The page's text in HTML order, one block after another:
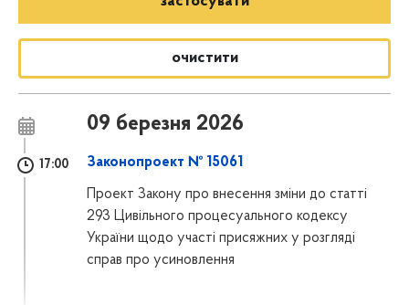
oчистити
09 березня 2026
17:00 Законопроект № 15061
Проект Закону про внесення зміни до статті
293 Цивільного процесуального кодексу
України щодо участі присяжних у розгляді
справ про усиновлення